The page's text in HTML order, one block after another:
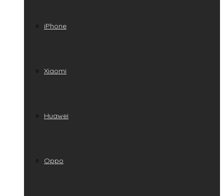
iPhone
Xiaomi
Huawei
Oppo